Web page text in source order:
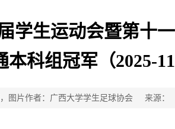
学生运动会暨第十
科组冠军（2025-
图片作者：广西大学学生足球协会 来源